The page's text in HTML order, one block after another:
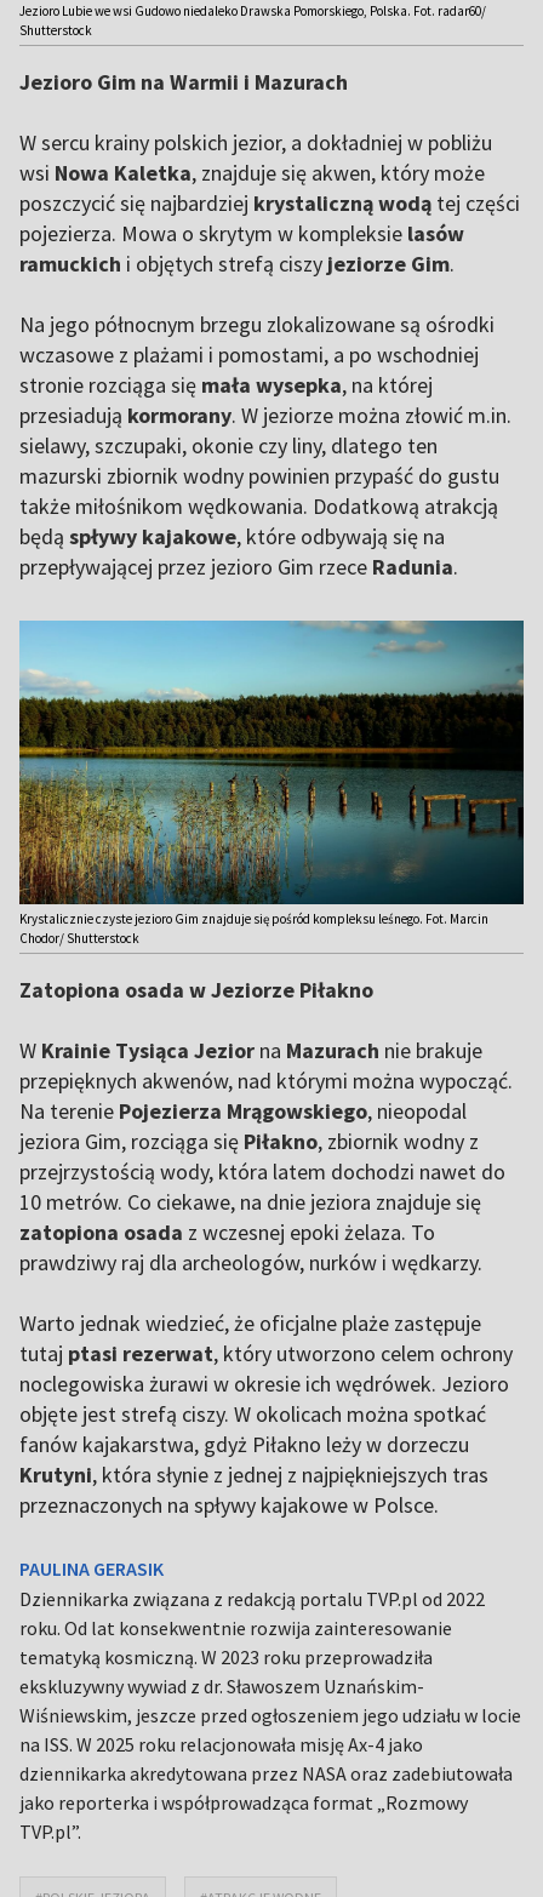
Jezioro Lubie we wsi Gudowo niedaleko Drawska Pomorskiego, Polska. Fot. radar60/
Shutterstock
Jezioro Gim na Warmii i Mazurach
W sercu krainy polskich jezior, a dokładniej w pobliżu
wsi Nowa Kaletka, znajduje się akwen, który może
poszczycić się najbardziej krystaliczną wodą tej części
pojezierza. Mowa o skrytym w kompleksie lasów
ramuckich i objętych strefą ciszy jeziorze Gim.
Na jego północnym brzegu zlokalizowane są ośrodki
wczasowe z plażami i pomostami, a po wschodniej
stronie rozciąga się mała wysepka, na której
przesiadują kormorany. W jeziorze można złowić m.in.
sielawy, szczupaki, okonie czy liny, dlatego ten
mazurski zbiornik wodny powinien przypaść do gustu
także miłośnikom wędkowania. Dodatkową atrakcją
będą spływy kajakowe, które odbywają się na
przepływającej przez jezioro Gim rzece Radunia.
Krystalicznie czyste jezioro Gim znajduje się pośród kompleksu leśnego. Fot. Marcin
Chodor/ Shutterstock
Zatopiona osada w Jeziorze Piłakno
W Krainie Tysiąca Jezior na Mazurach nie brakuje
przepięknych akwenów, nad którymi można wypocząć.
Na terenie Pojezierza Mrągowskiego, nieopodal
jeziora Gim, rozciąga się Piłakno, zbiornik wodny z
przejrzystością wody, która latem dochodzi nawet do
10 metrów. Co ciekawe, na dnie jeziora znajduje się
zatopiona osada z wczesnej epoki żelaza. To
prawdziwy raj dla archeologów, nurków i wędkarzy.
Warto jednak wiedzieć, że oficjalne plaże zastępuje
tutaj ptasi rezerwat, który utworzono celem ochrony
noclegowiska żurawi w okresie ich wędrówek. Jezioro
objęte jest strefą ciszy. W okolicach można spotkać
fanów kajakarstwa, gdyż Piłakno leży w dorzeczu
Krutyni, która słynie z jednej z najpiękniejszych tras
przeznaczonych na spływy kajakowe w Polsce.
PAULINA GERASIK
Dziennikarka związana z redakcją portalu TVP.pl od 2022
roku. Od lat konsekwentnie rozwija zainteresowanie
tematyką kosmiczną. W 2023 roku przeprowadziła
ekskluzywny wywiad z dr. Sławoszem Uznańskim-
Wiśniewskim, jeszcze przed ogłoszeniem jego udziału w locie
na ISS. W 2025 roku relacjonowała misję Ax-4 jako
dziennikarka akredytowana przez NASA oraz zadebiutowała
jako reporterka i współprowadząca format „Rozmowy
TVP.pl”.